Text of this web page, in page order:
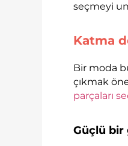
seçmeyi
Katma
Bir moda
çıkmak
parçaları
Güçlü